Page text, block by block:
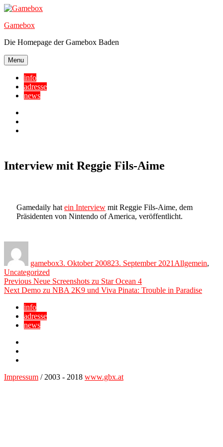
Skip
content
Gamebox
Die Homepage der Gamebox Baden
Menu
info
adresse
news
Interview mit Reggie Fils-Aime
Gamedaily hat ein Interview mit Reggie Fils-Aime, dem
Präsidenten von Nintendo of America, veröffentlicht.
gamebox3. Oktober 200823. September 2021 Allgemein,
Uncategorized
Beitragsnavigation
Previous Previous
post:
Neue Screenshots zu Star Ocean 4
Next Next
Demo zu NBA 2K9 und Viva Pinata: Trouble in Paradise
info
adresse
news
Impressum / 2003 - 2018 www.gbx.at